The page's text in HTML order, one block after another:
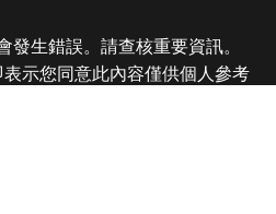
發生錯誤。請查核重要資訊。
示您同意此內容僅供個人參考